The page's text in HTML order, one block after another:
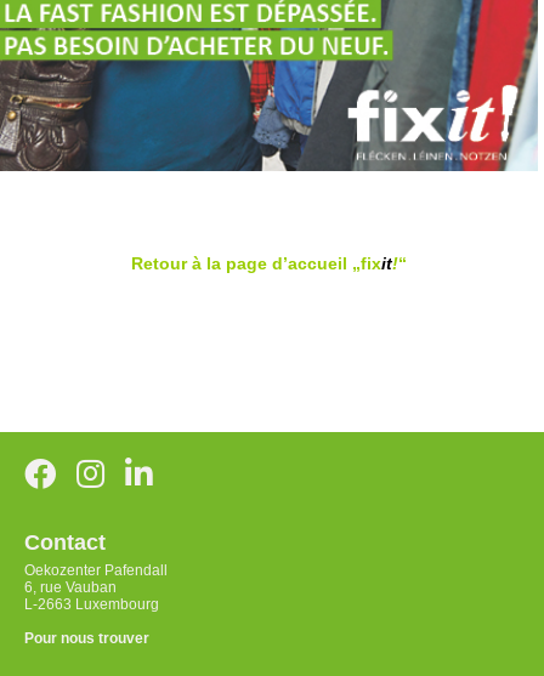
Retour à la page d’accueil „fixit!“
Contact
Oekozenter Pafendall
6, rue Vauban
L-2663 Luxembourg
Pour nous trouver